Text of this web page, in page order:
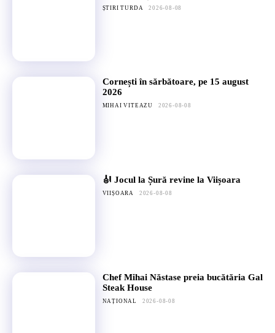
ȘTIRI TURDA 2026-08-08
Cornești în sărbătoare, pe 15 august
2026
MIHAI VITEAZU 2026-08-08
🎻 Jocul la Șură revine la Viișoara
VIIȘOARA 2026-08-08
Chef Mihai Năstase preia bucătăria Gal
Steak House
NAȚIONAL 2026-08-08